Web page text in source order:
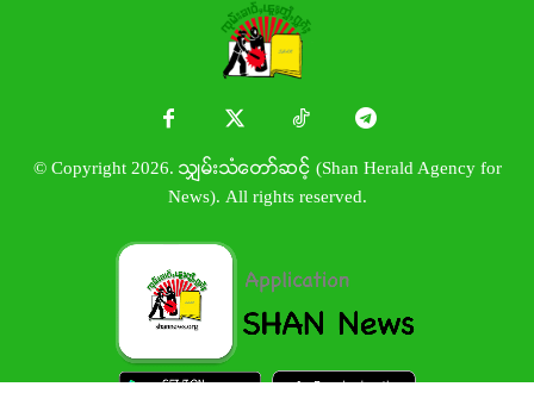
© Copyright 2026. သျှမ်းသံတော်ဆင့် (Shan Herald Agency for
News). All rights reserved.